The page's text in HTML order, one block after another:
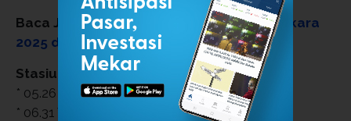
Baca Juga:20 Link Twibbon Hari Bhayangkara
2025 dan Cara Downloadnya
Stasiun Gawok
* 05.26 WIB
* 06.31 WIB